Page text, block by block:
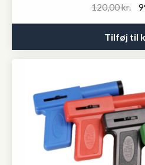
120,00kr.
Tilføj til